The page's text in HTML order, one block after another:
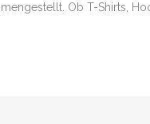
Ob T-Shirts,